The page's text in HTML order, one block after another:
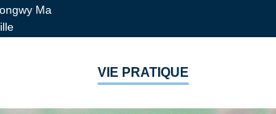
Ma
VIE PRATIQUE